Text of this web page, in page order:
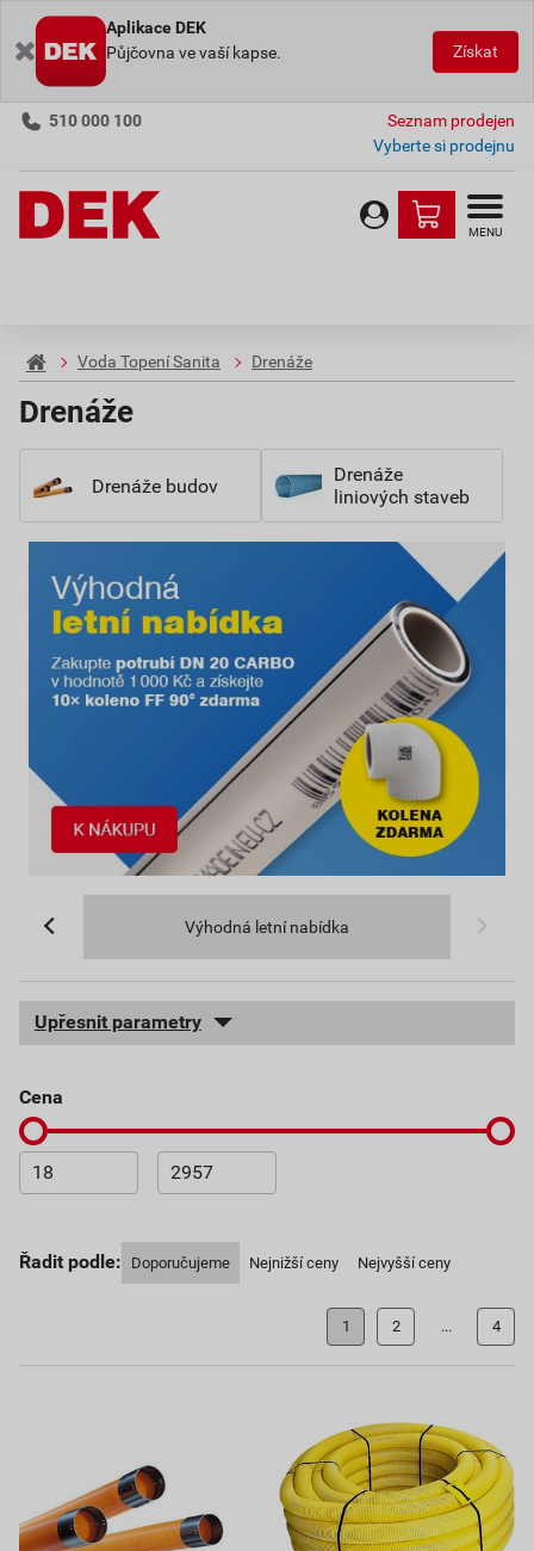
Aplikace DEK
Půjčovna ve vaší kapse.
Získat
510 000 100
Seznam prodejen
Vyberte si prodejnu
MENU
Voda Topení Sanita Drenáže
Drenáže
Drenáže budov
Drenáže
liniových staveb
Výhodná letní nabídka
Upřesnit parametry
cena
Řadit podle: Doporučujeme Nejnižší ceny Nejvyšší ceny
1 2 ... 4